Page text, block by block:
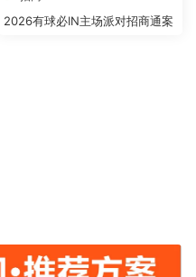
2026有球必IN主场派对招商通案